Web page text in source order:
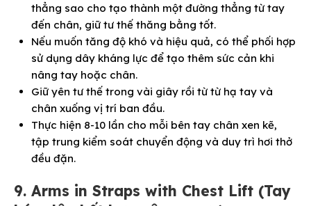
thẳng sao cho tạo thành một đường thẳng từ tay
đến chân, giữ tư thế thăng bằng tốt.
Nếu muốn tăng độ khó và hiệu quả, có thể phối hợp
sử dụng dây kháng lực để tạo thêm sức cản khi
nâng tay hoặc chân.
Giữ yên tư thế trong vài giây rồi từ từ hạ tay và
chân xuống vị trí ban đầu.
Thực hiện 8-10 lần cho mỗi bên tay chân xen kẽ,
tập trung kiểm soát chuyển động và duy trì hơi thở
đều đặn.
9. Arms in Straps with Chest Lift (Tay